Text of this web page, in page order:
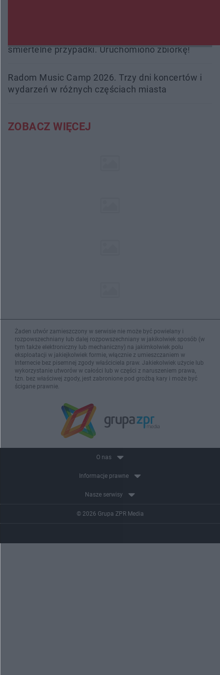
śmiertelne przypadki. Uruchomiono zbiórkę!
Radom Music Camp 2026. Trzy dni koncertów i
wydarzeń w różnych częściach miasta
ZOBACZ WIĘCEJ
Żaden utwór zamieszczony w serwisie nie może być powielany i
rozpowszechniany lub dalej rozpowszechniany w jakikolwiek sposób (w
tym także elektroniczny lub mechaniczny) na jakimkolwiek polu
eksploatacji w jakiejkolwiek formie, włącznie z umieszczaniem w
Internecie bez pisemnej zgody właściciela praw. Jakiekolwiek użycie lub
wykorzystanie utworów w całości lub w części z naruszeniem prawa,
tzn. bez właściwej zgody, jest zabronione pod groźbą kary i może być
ścigane prawnie.
O nas
Informacje prawne
Nasze serwisy
© 2026 Grupa ZPR Media